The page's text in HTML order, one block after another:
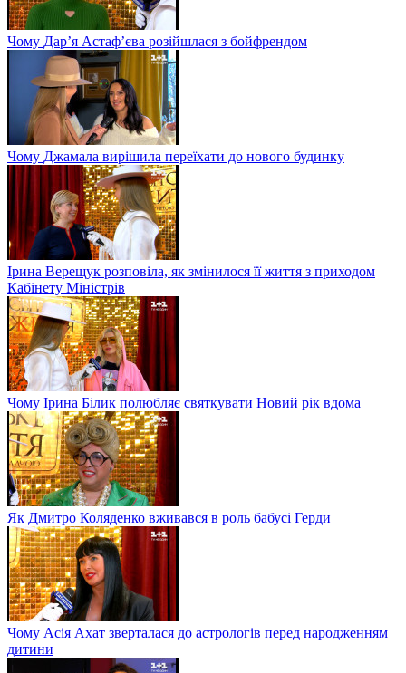
Чому Дар’я Астаф’єва розійшлася з бойфрендом
Чому Джамала вирішила переїхати до нового будинку
Ірина Верещук розповіла, як змінилося її життя з приходом
Кабінету Міністрів
Чому Ірина Білик полюбляє святкувати Новий рік вдома
Як Дмитро Коляденко вживався в роль бабусі Герди
Чому Асія Ахат зверталася до астрологів перед народженням
дитини